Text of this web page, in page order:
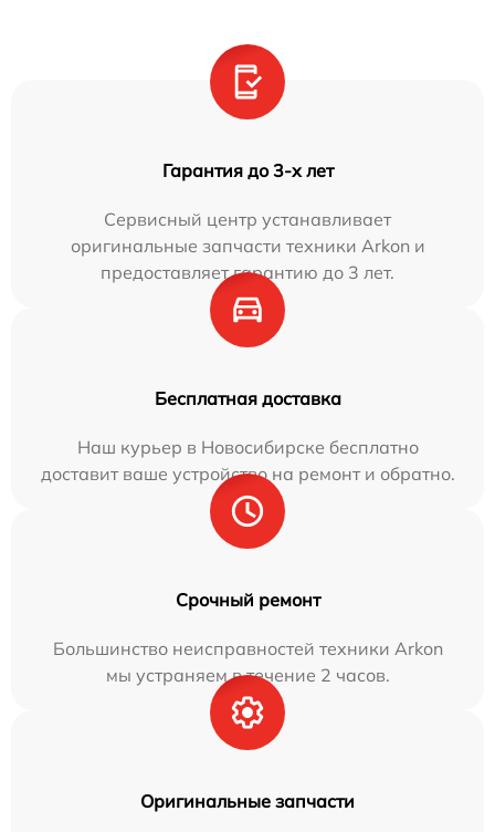
Гарантия до 3-х лет
Сервисный центр устанавливает
оригинальные запчасти техники Arkon и
предоставляет гарантию до 3 лет.
Бесплатная доставка
Наш курьер в Новосибирске бесплатно
доставит ваше устройство на ремонт и обратно.
Срочный ремонт
Большинство неисправностей техники Arkon
мы устраняем в течение 2 часов.
Оригинальные запчасти